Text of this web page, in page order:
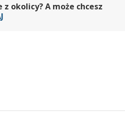
okolicy? A może chcesz